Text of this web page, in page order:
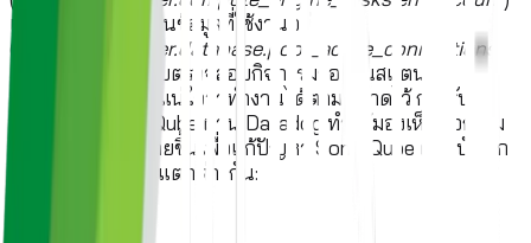
และการเชื่อมต่อฐานข้อมูลที่ใช้งานอยู่
(
sonarqube.server.database.pool_active_connections
เพื่อช่วยผู้ดูแลระบบตรวจสอบกิจกรรมของอินสแตนซ์
SonarQube ทำให้แน่ใจว่าทำงานได้ตามที่คาดไว้ การรับ
บันทึกของ SonarQube ผ่าน Datadog ทำให้มองเห็นกิจกรรม
ของเซิร์ฟเวอร์ได้ง่ายขึ้นเพื่อแก้ปัญหา SonarQube ผลิตบันทึก
ในสี่กระบวนการที่แตกต่างกัน: